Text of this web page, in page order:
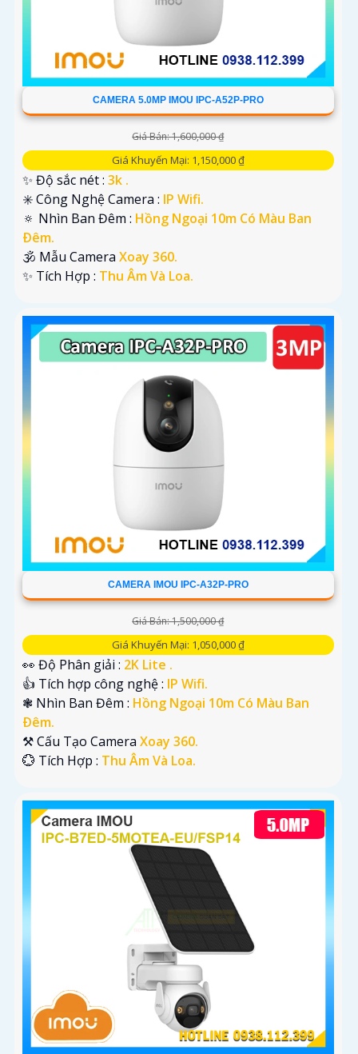
CAMERA 5.0MP IMOU IPC-A52P-PRO
Giá Bán: 1,600,000 ₫
Giá Khuyến Mại: 1,150,000 ₫
✨ Độ sắc nét : 3k .
✳️ Công Nghệ Camera : IP Wifi.
🔅 Nhìn Ban Đêm : Hồng Ngoại 10m Có Màu Ban
Ðêm.
🕉️ Mẫu Camera Xoay 360.
️✨ Tích Hợp : Thu Âm Và Loa.
CAMERA IMOU IPC-A32P-PRO
Giá Bán: 1,500,000 ₫
Giá Khuyến Mại: 1,050,000 ₫
👀 Độ Phân giải : 2K Lite .
👍 Tích hợp công nghệ : IP Wifi.
❃ Nhìn Ban Đêm : Hồng Ngoại 10m Có Màu Ban
Ðêm.
⚒ Cấu Tạo Camera Xoay 360.
️💮 Tích Hợp : Thu Âm Và Loa.